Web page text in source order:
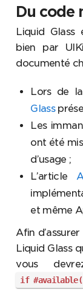
Du code
Liquid Glass
bien par
documenté
Lors de
Glass
Les
ont été
d’usage ;
L’article
et même
Afin
Liquid Glass
vous
if